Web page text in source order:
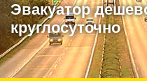
Эвакуатор
круглосуточно